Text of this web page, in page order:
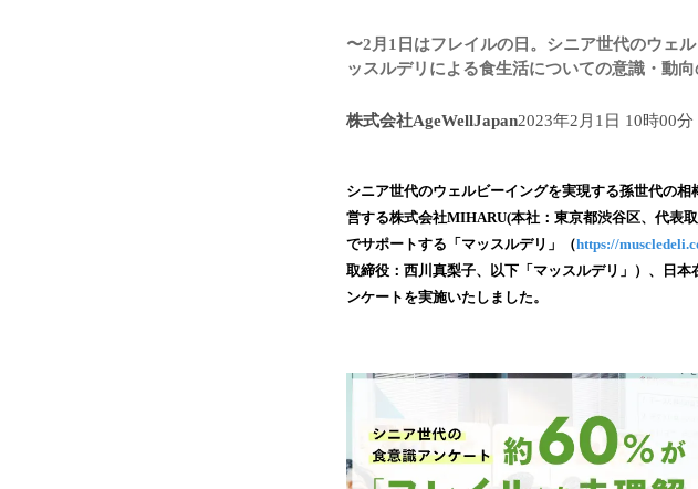
〜2月1日はフレイルの日。シニア世代のウェ
ッスルデリによる食生活についての意識・動
株式会社AgeWellJapan2023年2月1日 10時00分
シニア世代のウェルビーイングを実現する孫世代の
営する株式会社MIHARU(本社：東京都渋谷区、代表
でサポートする「マッスルデリ」（https://
取締役：西川真梨子、以下「マッスルデリ」）、日
ンケートを実施いたしました。